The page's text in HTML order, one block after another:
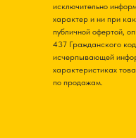
исключительно
характер и ни при
публичной офертой,
437 Гражданского
исчерпывающей
характеристиках
по продажам.